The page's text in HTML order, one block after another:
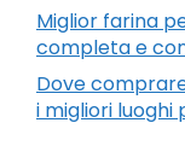
Miglior farina
completa e
Dove
i migliori luoghi